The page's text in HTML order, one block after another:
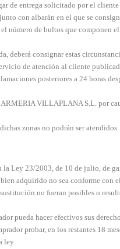
de entrega solicitado por el cliente
con albarán en el que se
número de bultos que componen
deberá consignar estas
de atención al cliente
posteriores a 24 horas
ARMERIA VILLAPLANA S.L. por
zonas no podrán ser atendidos.
Ley 23/2003, de 10 de julio, de
adquirido no sea conforme con
no fueran posibles o
pueda hacer efectivos sus
probar, en los restantes 18
ley